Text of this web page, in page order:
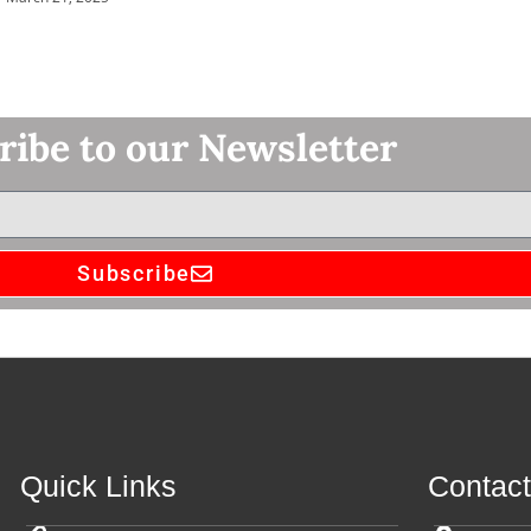
to our Newsletter
Subscribe
Quick Links